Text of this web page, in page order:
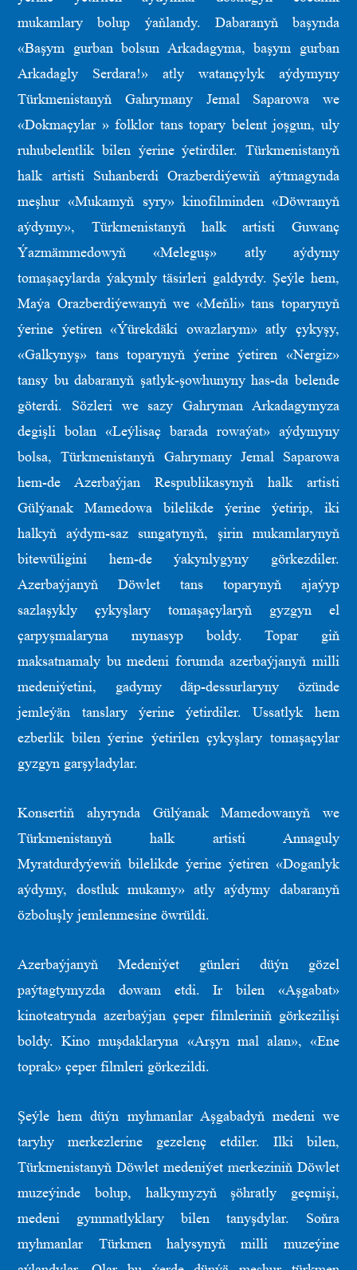
mukamlary bolup ýaňlandy. Dabaranyň başynda
«Başym gurban bolsun Arkadagyma, başym gurban
Arkadagly Serdara!» atly watançylyk aýdymyny
Türkmenistanyň Gahrymany Jemal Saparowa we
«Dokmaçylar » folklor tans topary belent joşgun, uly
ruhubelentlik bilen ýerine ýetirdiler. Türkmenistanyň
halk artisti Suhanberdi Orazberdiýewiň aýtmagynda
meşhur «Mukamyň syry» kinofilminden «Döwranyň
aýdymy», Türkmenistanyň halk artisti Guwanç
Ýazmämmedowyň «Meleguş» atly aýdymy
tomaşaçylarda ýakymly täsirleri galdyrdy. Şeýle hem,
Maýa Orazberdiýewanyň we «Meňli» tans toparynyň
ýerine ýetiren «Ýürekdäki owazlarym» atly çykyşy,
«Galkynyş» tans toparynyň ýerine ýetiren «Nergiz»
tansy bu dabaranyň şatlyk-şowhunyny has-da belende
göterdi. Sözleri we sazy Gahryman Arkadagymyza
degişli bolan «Leýlisaç barada rowaýat» aýdymyny
bolsa, Türkmenistanyň Gahrymany Jemal Saparowa
hem-de Azerbaýjan Respublikasynyň halk artisti
Gülýanak Mamedowa bilelikde ýerine ýetirip, iki
halkyň aýdym-saz sungatynyň, şirin mukamlarynyň
bitewüligini hem-de ýakynlygyny görkezdiler.
Azerbaýjanyň Döwlet tans toparynyň ajaýyp
sazlaşykly çykyşlary tomaşaçylaryň gyzgyn el
çarpyşmalaryna mynasyp boldy. Topar giň
maksatnamaly bu medeni forumda azerbaýjanyň milli
medeniýetini, gadymy däp-dessurlaryny özünde
jemleýän tanslary ýerine ýetirdiler. Ussatlyk hem
ezberlik bilen ýerine ýetirilen çykyşlary tomaşaçylar
gyzgyn garşyladylar.
Konsertiň ahyrynda Gülýanak Mamedowanyň we
Türkmenistanyň halk artisti Annaguly
Myratdurdyýewiň bilelikde ýerine ýetiren «Doganlyk
aýdymy, dostluk mukamy» atly aýdymy dabaranyň
özboluşly jemlenmesine öwrüldi.
Azerbaýjanyň Medeniýet günleri düýn gözel
paýtagtymyzda dowam etdi. Ir bilen «Aşgabat»
kinoteatrynda azerbaýjan çeper filmleriniň görkezilişi
boldy. Kino muşdaklaryna «Arşyn mal alan», «Ene
toprak» çeper filmleri görkezildi.
Şeýle hem düýn myhmanlar Aşgabadyň medeni we
taryhy merkezlerine gezelenç etdiler. Ilki bilen,
Türkmenistanyň Döwlet medeniýet merkeziniň Döwlet
muzeýinde bolup, halkymyzyň şöhratly geçmişi,
medeni gymmatlyklary bilen tanyşdylar. Soňra
myhmanlar Türkmen halysynyň milli muzeýine